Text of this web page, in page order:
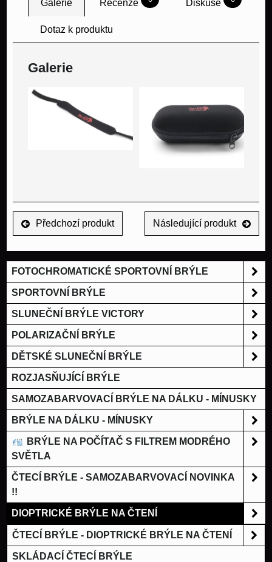
Galerie Recenze Diskuse
Dotaz k produktu
Galerie
Předchozí produkt Následující produkt
FOTOCHROMATICKÉ SPORTOVNÍ BRÝLE
SPORTOVNÍ BRÝLE
SLUNEČNÍ BRÝLE VICTORY
POLARIZAČNÍ BRÝLE
DĚTSKÉ SLUNEČNÍ BRÝLE
ROZJASŇUJÍCÍ BRÝLE
SAMOZABARVOVACÍ BRÝLE NA DÁLKU - MÍNUSKY
BRÝLE NA DÁLKU - MÍNUSKY
BRÝLE NA POČÍTAČ S FILTREM MODRÉHO
SVĚTLA
ČTECÍ BRÝLE - SAMOZABARVOVACÍ NOVINKA
!!
DIOPTRICKÉ BRÝLE NA ČTENÍ
ČTECÍ BRÝLE - DIOPTRICKÉ BRÝLE NA ČTENÍ
SKLÁDACÍ ČTECÍ BRÝLE